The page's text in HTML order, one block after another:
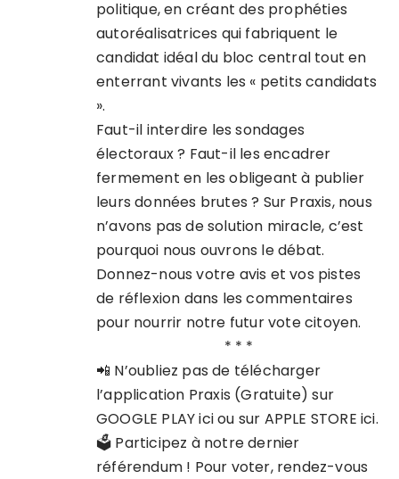
politique, en créant des prophéties
autoréalisatrices qui fabriquent le
candidat idéal du bloc central tout en
enterrant vivants les « petits candidats
».
Faut-il interdire les sondages
électoraux ? Faut-il les encadrer
fermement en les obligeant à publier
leurs données brutes ? Sur Praxis, nous
n’avons pas de solution miracle, c’est
pourquoi nous ouvrons le débat.
Donnez-nous votre avis et vos pistes
de réflexion dans les commentaires
pour nourrir notre futur vote citoyen.
* * *
📲 N’oubliez pas de télécharger
l’application Praxis (Gratuite) sur
GOOGLE PLAY iciou sur APPLE STORE ici.
🗳️ Participez à notre dernier
référendum ! Pour voter, rendez-vous